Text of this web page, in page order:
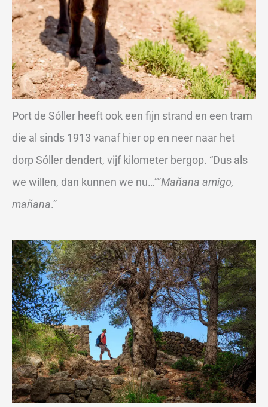
Port de Sóller heeft ook een fijn strand en een tram
die al sinds 1913 vanaf hier op en neer naar het
dorp Sóller dendert, vijf kilometer bergop. “Dus als
we willen, dan kunnen we nu…””Mañana amigo,
mañana.”